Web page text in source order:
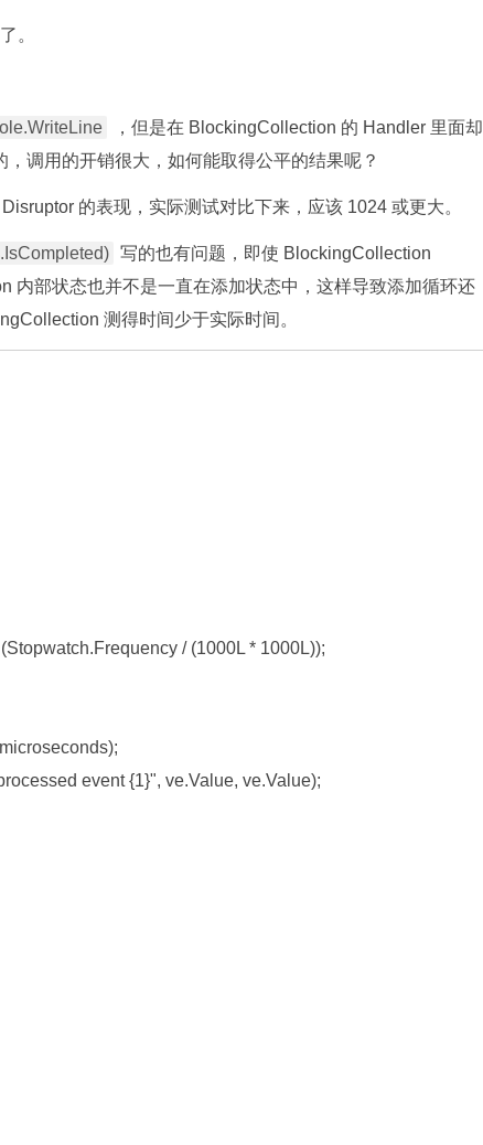
。
，但是在 BlockingCollection 的 Handler 里面却
，调用的开销很大，如何能取得公平的结果呢？
的表现，实际测试对比下来，应该 1024 或更大。
写的也有问题，即使 BlockingCollection
内部状态也并不是一直在添加状态中，这样导致添加循环还
测得时间少于实际时间。
/ (1000L * 1000L));
event {1}", ve.Value, ve.Value);